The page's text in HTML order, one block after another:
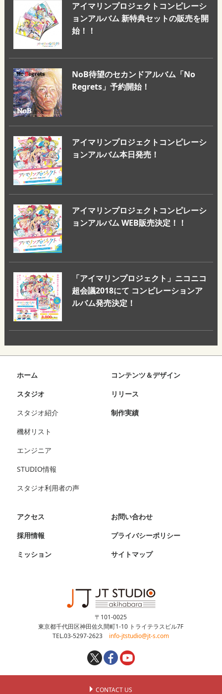
アイマリンプロジェクトコンピレーシ
ョンアルバム 新特典セットの販売を開
始！！
NoB待望のセカンドアルバム「No
Regrets」予約開始！
アイマリンプロジェクトコンピレーシ
ョンアルバム本日発売！
アイマリンプロジェクトコンピレーシ
ョンアルバム WEB販売決定！！
「アイマリンプロジェクト」ニコニコ
超会議2018にて コンピレーションア
ルバム発売決定！
ホーム
スタジオ
スタジオ紹介
機材リスト
エンジニア
STUDIO情報
スタジオ利用者の声
コンテンツ＆デザイン
リリース
制作実績
アクセス
採用情報
ミッション
お問い合わせ
プライバシーポリシー
サイトマップ
〒101-0025
東京都千代田区神田佐久間町1-10 トライテラスビル7F
TEL.03-5297-2623
info-jtstudio@jt-s.com
CONTACT US